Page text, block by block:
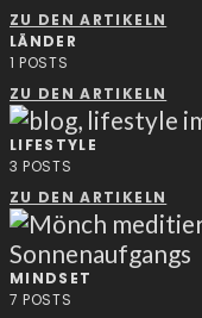
ZU DEN ARTIKELN
LÄNDER
1 POSTS
ZU DEN ARTIKELN
LIFESTYLE
3 POSTS
ZU DEN ARTIKELN
MINDSET
7 POSTS